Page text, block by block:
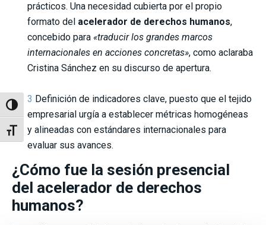
Alternar alto contraste
Alternar tamaño de letra
prácticos. Una necesidad cubierta por el propio
formato del acelerador de derechos humanos,
concebido para «traducir los grandes marcos
internacionales en acciones concretas», como aclaraba
Cristina Sánchez en su discurso de apertura.
Definición de indicadores clave, puesto que el tejido
empresarial urgía a establecer métricas homogéneas
y alineadas con estándares internacionales para
evaluar sus avances.
¿Cómo fue la sesión presencial
del acelerador de derechos
humanos?